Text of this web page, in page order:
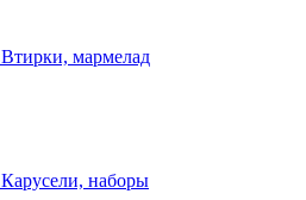
Втирки, мармелад
Карусели, наборы